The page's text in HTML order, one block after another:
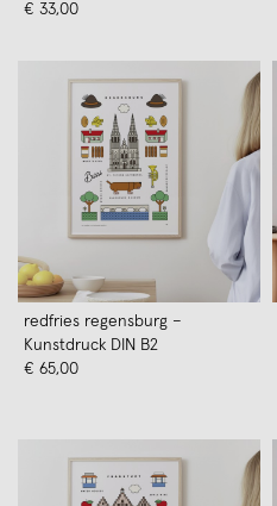
€ 33,00
redfries regensburg –
Kunstdruck DIN B2
€ 65,00